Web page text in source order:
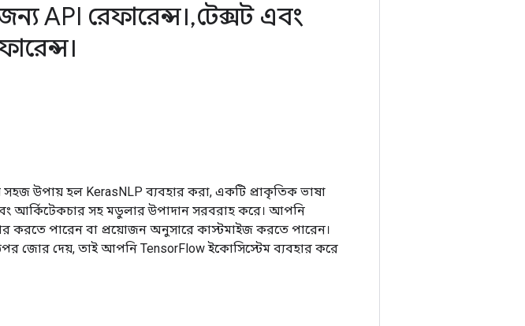
API রেফারেন্স।,টেক্সট এবং
উপায় হল KerasNLP ব্যবহার করা, একটি প্রাকৃতিক ভাষা
আর্কিটেকচার সহ মডুলার উপাদান সরবরাহ করে। আপনি
করতে পারেন বা প্রয়োজন অনুসারে কাস্টমাইজ করতে পারেন।
জোর দেয়, তাই আপনি TensorFlow ইকোসিস্টেম ব্যবহার করে